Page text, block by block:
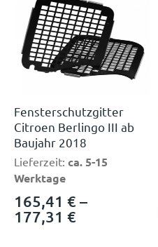
Fensterschutzgitter
Citroen Berlingo III ab
Baujahr 2018
Lieferzeit: ca. 5-15
Werktage
165,41 € –
177,31 €